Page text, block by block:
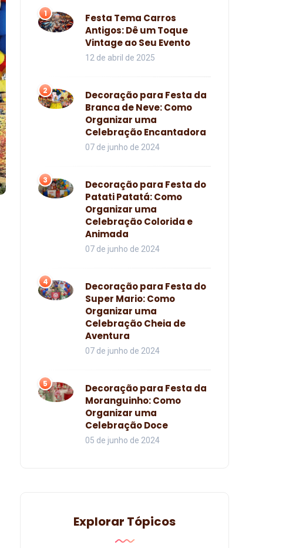
1
Festa Tema Carros
Antigos: Dê um Toque
Vintage ao Seu Evento
12 de abril de 2025
2
Decoração para Festa da
Branca de Neve: Como
Organizar uma
Celebração Encantadora
07 de junho de 2024
3
Decoração para Festa do
Patati Patatá: Como
Organizar uma
Celebração Colorida e
Animada
07 de junho de 2024
4
Decoração para Festa do
Super Mario: Como
Organizar uma
Celebração Cheia de
Aventura
07 de junho de 2024
5
Decoração para Festa da
Moranguinho: Como
Organizar uma
Celebração Doce
05 de junho de 2024
Explorar Tópicos